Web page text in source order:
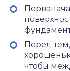
Перед
чтобы